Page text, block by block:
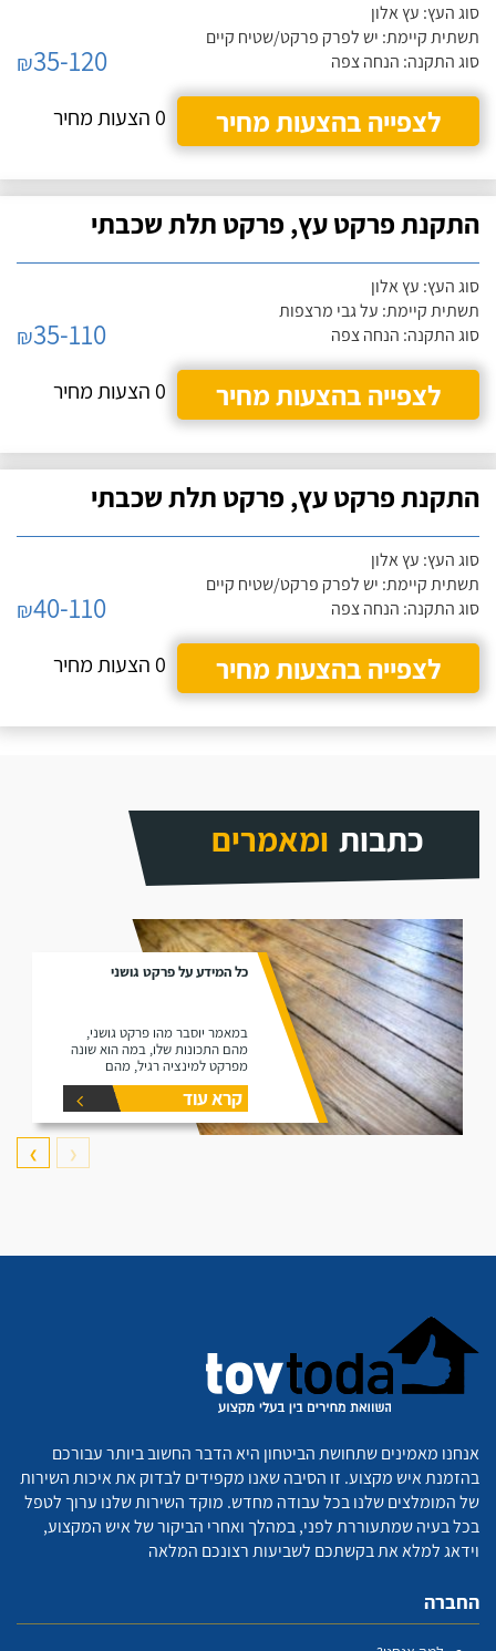
סוג העץ: עץ אלון
תשתית קיימת: יש לפרק פרקט/שטיח קיים
סוג התקנה: הנחה צפה
₪35-120
לצפייה בהצעות מחיר
0 הצעות מחיר
התקנת פרקט עץ, פרקט תלת שכבתי
סוג העץ: עץ אלון
תשתית קיימת: על גבי מרצפות
סוג התקנה: הנחה צפה
₪35-110
לצפייה בהצעות מחיר
0 הצעות מחיר
התקנת פרקט עץ, פרקט תלת שכבתי
סוג העץ: עץ אלון
תשתית קיימת: יש לפרק פרקט/שטיח קיים
סוג התקנה: הנחה צפה
₪40-110
לצפייה בהצעות מחיר
0 הצעות מחיר
כתבות ומאמרים
כל המידע על פרקט גושני
במאמר יוסבר מהו פרקט גושני,
מהם התכונות שלו, במה הוא שונה
מפרקט למינציה רגיל, מהם
היתרונות שלו ומהם החסרונות שלו.
קרא עוד
❮
❯
אנחנו מאמינים שתחושת הביטחון היא הדבר החשוב ביותר עבורכם
בהזמנת איש מקצוע. זו הסיבה שאנו מקפידים לבדוק את איכות השירות
של המומלצים שלנו בכל עבודה מחדש. מוקד השירות שלנו ערוך לטפל
בכל בעיה שמתעוררת לפני, במהלך ואחרי הביקור של איש המקצוע,
וידאג למלא את בקשתכם לשביעות רצונכם המלאה
החברה